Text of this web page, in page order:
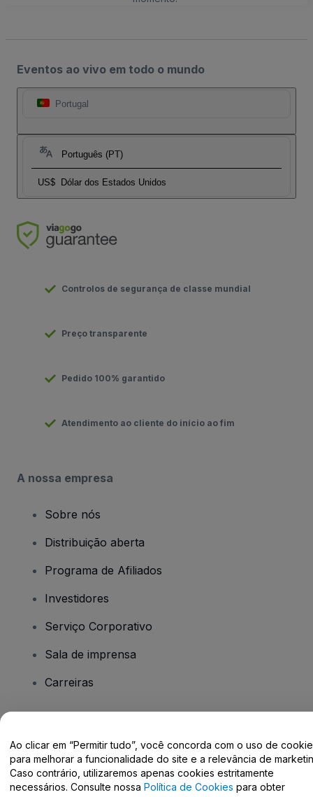
Eventos ao vivo em todo o mundo
Portugal
Português (PT)
US$ Dólar dos Estados Unidos
Controlos de segurança de classe mundial
Preço transparente
Pedido 100% garantido
Atendimento ao cliente do início ao fim
A nossa empresa
Sobre nós
Distribuição aberta
Programa de Afiliados
Investidores
Serviço Corporativo
Sala de imprensa
Carreiras
Centro de Ajuda / Fale Conosco
Ao clicar em “Permitir tudo”, você concorda com o uso de
para melhorar a funcionalidade do site e a relevância de
Caso contrário, utilizaremos apenas cookies estritamente
necessários. Consulte nossa Política de Cookies para obter